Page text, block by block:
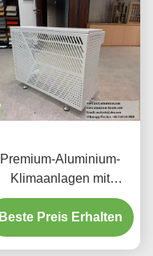
Laser-geschnittenen
Mustern
Premium-Aluminium-
Klimaanlagen mit
dekorativen
Schutzschirmen
Beste Preis Erhalten